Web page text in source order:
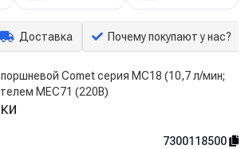
Доставка Почему покупают у нас?
Comet серия МС18 (10,7 л/мин;
MEC71 (220В)
7300118500